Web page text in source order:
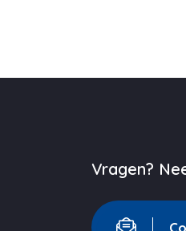
Vragen?